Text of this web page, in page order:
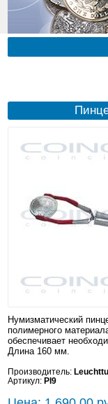
Нумизматический
полимерного
обеспечивает
Длина 160 мм.
Производитель:
Артикул: PI9